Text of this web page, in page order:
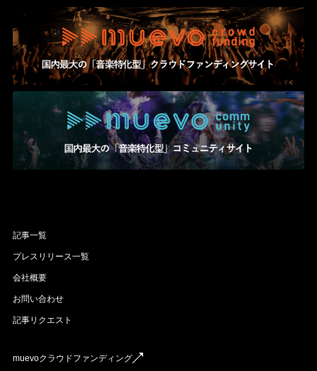
記事一覧
プレスリリース一覧
会社概要
お問い合わせ
記事リクエスト
muevoクラウドファンディング